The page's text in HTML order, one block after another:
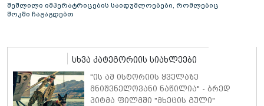
შეშლილი იმპერატრიცების საიდუმლოებები, რომლებიც
შოკში ჩაგაგდებთ
სხვა კატეგორიის სიახლეები
"ის ამ ისტორიის ყველაზე
მნიშვნელოვანი ნაწილია" - ბრედ
პიტმა ფილმში "მხეცის გული"